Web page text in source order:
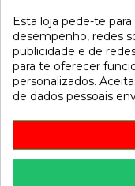
Referência
787458
Disponível a partir de:
Descrição
Recambio de
0.97 - 0.04 | 0.97 -
Esta loja pede-te
desempenho, redes
publicidade e de
para te oferecer
personalizados.
de dados pessoais